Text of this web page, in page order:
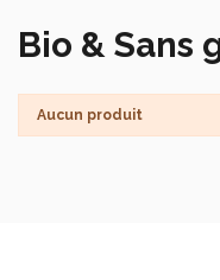
Bio & Sans
Aucun produit